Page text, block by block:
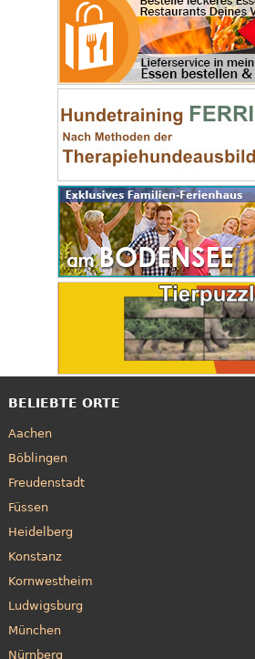
BELIEBTE ORTE
Aachen
Böblingen
Freudenstadt
Füssen
Heidelberg
Konstanz
Kornwestheim
Ludwigsburg
München
Nürnberg